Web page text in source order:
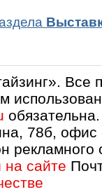
обязательна.
78б, офис
рекламного
сайте